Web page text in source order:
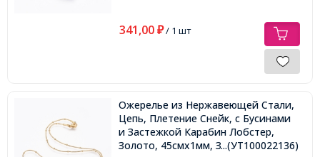
341,00 ₽/ 1 шт
Ожерелье из Нержавеющей Стали,
Цепь, Плетение Снейк, с Бусинами
и Застежкой Карабин Лобстер,
Золото, 45смх1мм, Застежка:
...(УТ100022136)